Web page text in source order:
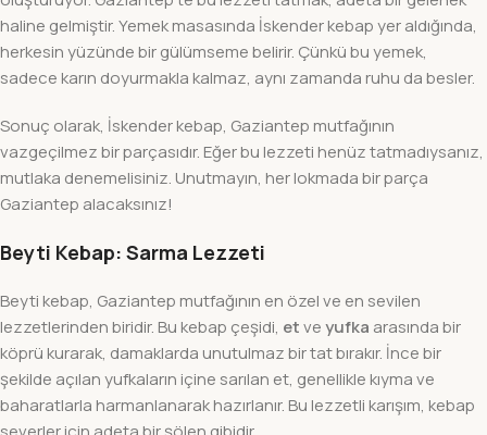
haline gelmiştir. Yemek masasında İskender kebap yer aldığında,
herkesin yüzünde bir gülümseme belirir. Çünkü bu yemek,
sadece karın doyurmakla kalmaz, aynı zamanda ruhu da besler.
Sonuç olarak, İskender kebap, Gaziantep mutfağının
vazgeçilmez bir parçasıdır. Eğer bu lezzeti henüz tatmadıysanız,
mutlaka denemelisiniz. Unutmayın, her lokmada bir parça
Gaziantep alacaksınız!
Beyti Kebap: Sarma Lezzeti
Beyti kebap, Gaziantep mutfağının en özel ve en sevilen
lezzetlerinden biridir. Bu kebap çeşidi, etveyufka arasında bir
köprü kurarak, damaklarda unutulmaz bir tat bırakır. İnce bir
şekilde açılan yufkaların içine sarılan et, genellikle kıyma ve
baharatlarla harmanlanarak hazırlanır. Bu lezzetli karışım, kebap